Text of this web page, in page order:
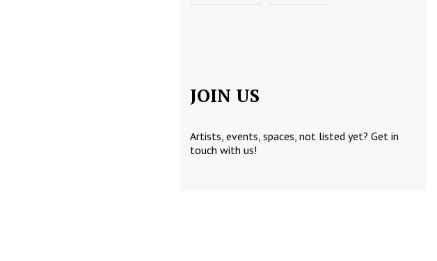
JOIN US
Artists, events, spaces, not listed yet?Get in
touch with us!